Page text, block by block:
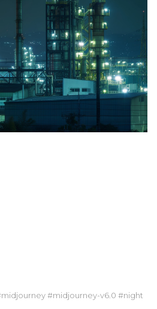
midjourney midjourney-v6.0
night